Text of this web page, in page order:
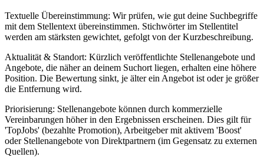
Textuelle Übereinstimmung: Wir prüfen, wie gut deine Suchbegriffe
mit dem Stellentext übereinstimmen. Stichwörter im Stellentitel
werden am stärksten gewichtet, gefolgt von der Kurzbeschreibung.
Aktualität & Standort: Kürzlich veröffentlichte Stellenangebote und
Angebote, die näher an deinem Suchort liegen, erhalten eine höhere
Position. Die Bewertung sinkt, je älter ein Angebot ist oder je größer
die Entfernung wird.
Priorisierung: Stellenangebote können durch kommerzielle
Vereinbarungen höher in den Ergebnissen erscheinen. Dies gilt für
'TopJobs' (bezahlte Promotion), Arbeitgeber mit aktivem 'Boost'
oder Stellenangebote von Direktpartnern (im Gegensatz zu externen
Quellen).